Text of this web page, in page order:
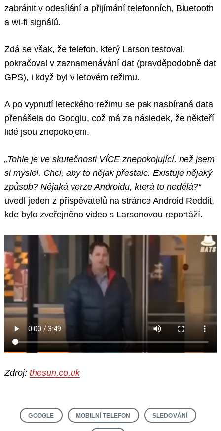
zabránit v odesílání a přijímání telefonních, Bluetooth
a wi-fi signálů.
Zdá se však, že telefon, který Larson testoval,
pokračoval v zaznamenávání dat (pravděpodobně dat
GPS), i když byl v letovém režimu.
A po vypnutí leteckého režimu se pak nasbíraná data
přenášela do Googlu, což má za následek, že někteří
lidé jsou znepokojeni.
„Tohle je ve skutečnosti VÍCE znepokojující, než jsem
si myslel. Chci, aby to nějak přestalo. Existuje nějaký
způsob? Nějaká verze Androidu, která to nedělá?“
uvedl jeden z přispěvatelů na stránce Android Reddit,
kde bylo zveřejněno video s Larsonovou reportáží.
Zdroj: thesun.co.uk
GOOGLE MOBILNÍ TELEFON SLEDOVÁNÍ